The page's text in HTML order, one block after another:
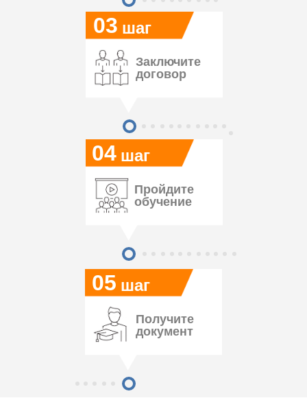
05
04
03 шаг
шаг
шаг
Заключите
договор
Пройдите
обучение
Получите
документ